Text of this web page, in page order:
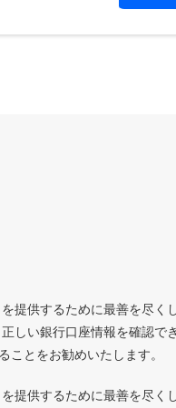
提供するために最善を尽く
しい銀行口座情報を確認で
とをお勧めいたします。
提供するために最善を尽く